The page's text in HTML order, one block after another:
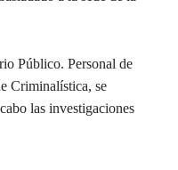
Público. Personal de
Criminalística, se
las investigaciones